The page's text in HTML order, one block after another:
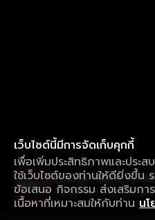
เว็บไซต์นี้มีการจัดเก็บคุกกี้
เพื่อเพิ่มประสิทธิภาพและประ
ใช้เว็บไซต์ของท่านให้ดียิ่งขึ้น
ข้อเสนอ กิจกรรม ส่งเสริมกา
เนื้อหาที่เหมาะสมให้กับท่าน น
ใช้งานแอป ลื่นไหลกว่า ไม่
ดาวน์โหลดแอปเพื่อการรับชม